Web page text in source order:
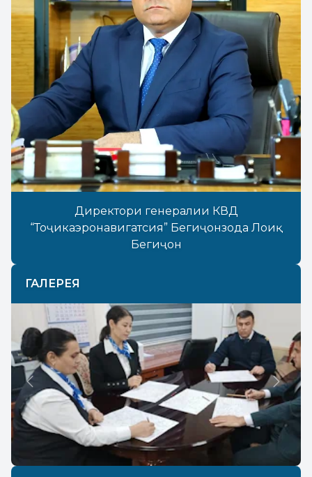
Директори генералии КВД
“Тоҷикаэронавигатсия” Бегиҷонзода Лоиқ
Бегиҷон
ГАЛЕРЕЯ
Previous Next